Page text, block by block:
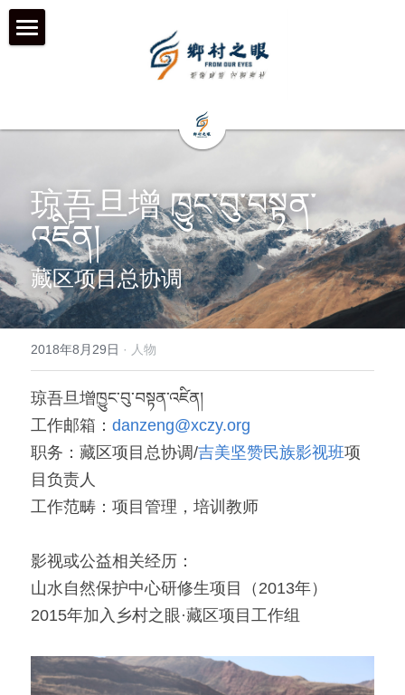
何为「乡村之眼」
我们的历程
团队成员
加入我们
机构声明
工作伙伴 & 项目 & 宣传片
在地合作组织
乡村拍客-影行者
青年影像行动者-乡语者
机构项目&项目宣传片
历年影像
媒体聚焦
支持我们
机构服务品牌
「乡眼」影像库 及 员工通道
「荧光计划」公益放映
「乡野之路」田野基地
「乡土文化影像传习馆」
红河普春村馆
「澜湄之眼」东南亚影像交流平台
琼吾旦增 ཁྱུང་བུ་བསྟན་
འཛིན།
藏区项目总协调
2018年8月29日 · 人物
琼吾旦增ཁྱུང་བུ་བསྟན་འཛིན།
工作邮箱： danzeng@xczy.org
职务：藏区项目总协调/吉美坚赞民族影视班项
目负责人
工作范畴：项目管理，培训教师
影视或公益相关经历：
山水自然保护中心研修生项目（2013年）
2015年加入乡村之眼·藏区项目工作组